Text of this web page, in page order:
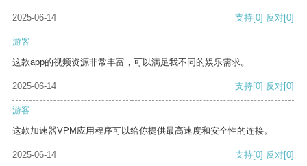
2025-06-14 支持[0] 反对[0]
游客
这款app的视频资源非常丰富，可以满足我不同的娱乐需求。
2025-06-14 支持[0] 反对[0]
游客
这款加速器VPM应用程序可以给你提供最高速度和安全性的连接。
2025-06-14 支持[0] 反对[0]